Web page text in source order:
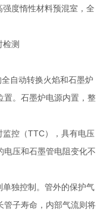
度惰性材料预混室，全
测
自动转换火焰和石墨炉
置。石墨炉电源内置，整
控（TTC），具有电压
电压和石墨管电阻变化不
独控制。管外的保护气
管子寿命，内部气流则将